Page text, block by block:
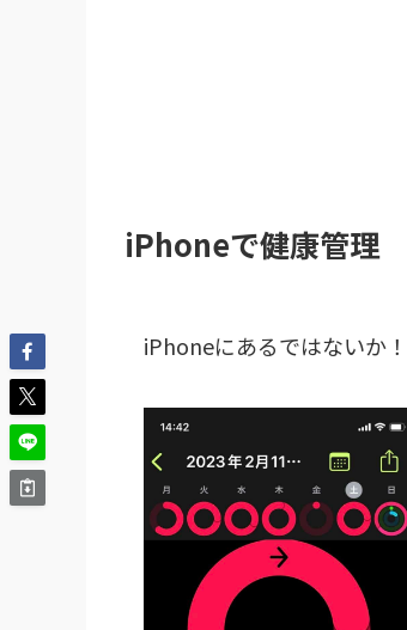
iPhoneで健康管理
iPhoneにあるではないか！